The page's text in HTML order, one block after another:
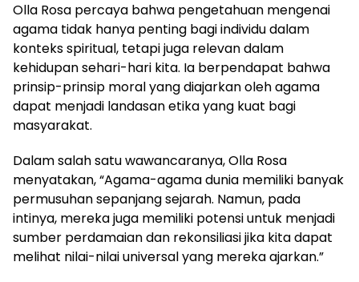
Olla Rosa percaya bahwa pengetahuan mengenai
agama tidak hanya penting bagi individu dalam
konteks spiritual, tetapi juga relevan dalam
kehidupan sehari-hari kita. Ia berpendapat bahwa
prinsip-prinsip moral yang diajarkan oleh agama
dapat menjadi landasan etika yang kuat bagi
masyarakat.
Dalam salah satu wawancaranya, Olla Rosa
menyatakan, “Agama-agama dunia memiliki banyak
permusuhan sepanjang sejarah. Namun, pada
intinya, mereka juga memiliki potensi untuk menjadi
sumber perdamaian dan rekonsiliasi jika kita dapat
melihat nilai-nilai universal yang mereka ajarkan.”